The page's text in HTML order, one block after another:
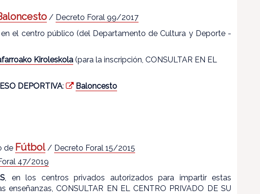
/ Decreto Foral 99/2017
en el centro público (del Departamento de Cultura y Deporte -
Kiroleskola (para la inscripción, CONSULTAR EN EL
DEPORTIVA: Baloncesto
de Fútbol / Decreto Foral 15/2015
47/2019
, en los centros privados autorizados para impartir estas
enseñanzas, CONSULTAR EN EL CENTRO PRIVADO DE SU